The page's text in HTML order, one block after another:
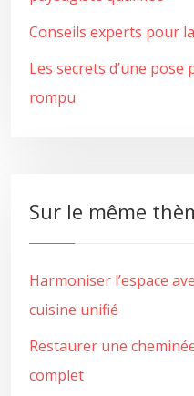
Conseils experts pour
Les secrets d’une
rompu
Sur le même
Harmoniser l’espace
cuisine unifié
Restaurer une
complet